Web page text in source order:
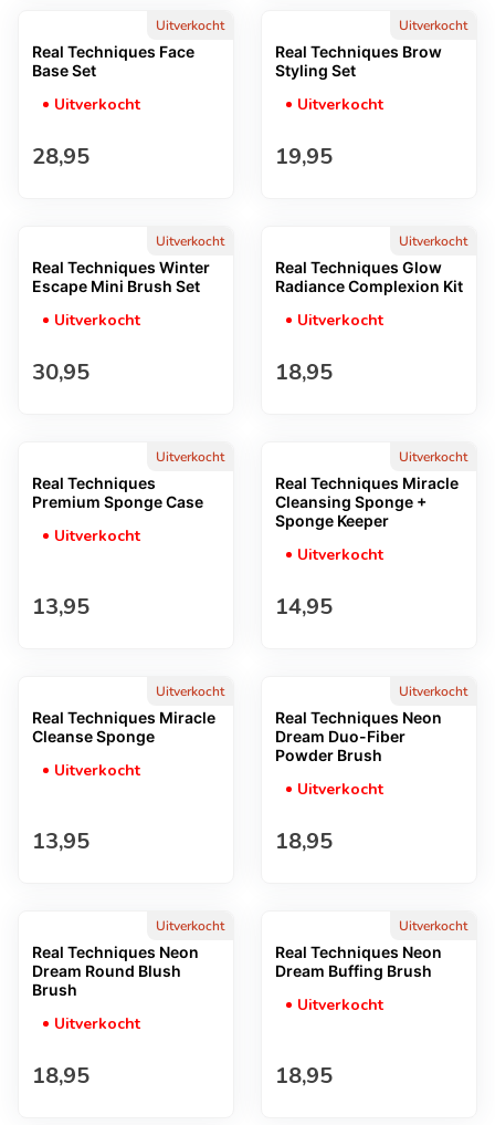
Uitverkocht
Real Techniques Face
Base Set
Uitverkocht
Normale prijs
28,95
Uitverkocht
Real Techniques Brow
Styling Set
Uitverkocht
Normale prijs
19,95
Uitverkocht
Real Techniques Winter
Escape Mini Brush Set
Uitverkocht
Normale prijs
30,95
Uitverkocht
Real Techniques Glow
Radiance Complexion Kit
Uitverkocht
Normale prijs
18,95
Uitverkocht
Real Techniques
Premium Sponge Case
Uitverkocht
Normale prijs
13,95
Uitverkocht
Real Techniques Miracle
Cleansing Sponge +
Sponge Keeper
Uitverkocht
Normale prijs
14,95
Uitverkocht
Real Techniques Miracle
Cleanse Sponge
Uitverkocht
Normale prijs
13,95
Uitverkocht
Real Techniques Neon
Dream Duo-Fiber
Powder Brush
Uitverkocht
Normale prijs
18,95
Uitverkocht
Real Techniques Neon
Dream Round Blush
Brush
Uitverkocht
Normale prijs
18,95
Uitverkocht
Real Techniques Neon
Dream Buffing Brush
Uitverkocht
Normale prijs
18,95